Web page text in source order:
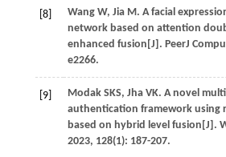
[8] Wang W, Jia M. A facial
network based on attention
enhanced fusion[J]. PeerJ
e2266.
[9] Modak SKS, Jha VK. A novel
authentication framework using
based on hybrid level fusion[J].
2023, 128(1): 187-207.